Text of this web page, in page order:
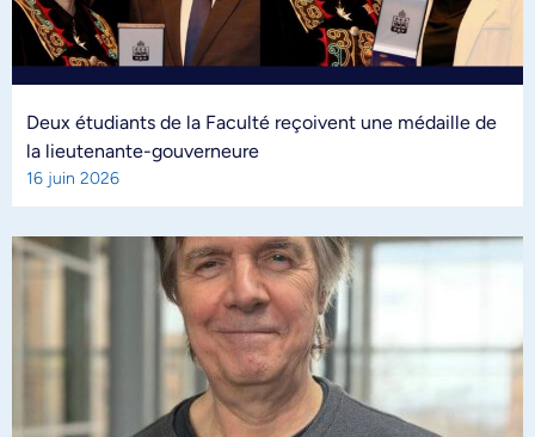
Deux étudiants de la Faculté reçoivent une médaille de
la lieutenante-gouverneure
16 juin 2026